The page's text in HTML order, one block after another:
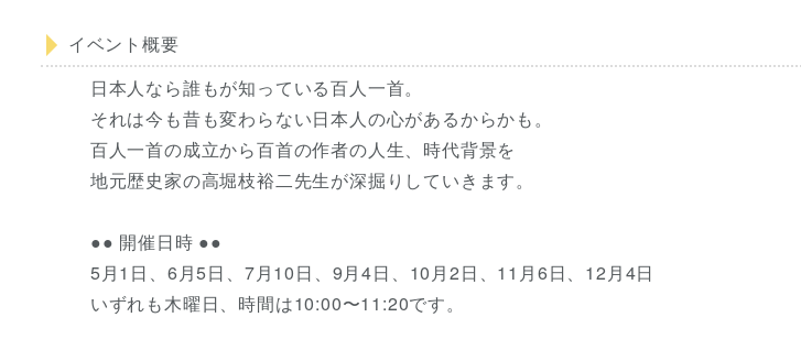
イベント概要
日本人なら誰もが知っている百人一首。
それは今も昔も変わらない日本人の心があるからかも。
百人一首の成立から百首の作者の人生、時代背景を
地元歴史家の高堀枝裕二先生が深掘りしていきます。
●● 開催日時 ●●
5月1日、6月5日、7月10日、9月4日、10月2日、11月6日、12月4日
いずれも木曜日、時間は10:00〜11:20です。